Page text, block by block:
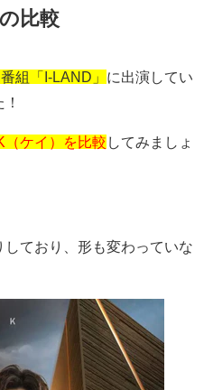
比較
組「I-LAND」 に出演してい
（ケイ）を比較 してみましょ
しており、形も変わっていな